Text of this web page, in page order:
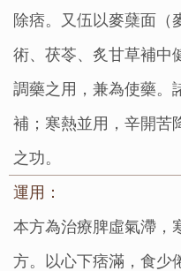
除痞。又伍以麥蘖面（
術、茯苓、炙甘草補中
調藥之用，兼為使藥。
補；寒熱並用，辛開苦
之功。
運用：
本方為治療脾虛氣滯，
方。以心下痞滿，食少